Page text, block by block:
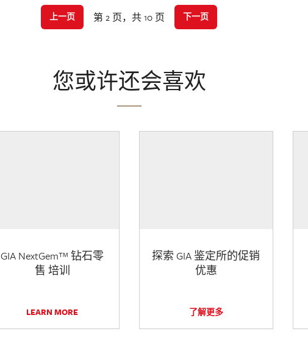
上一页 第 2 页，共 10 页 下一页
您或许还会喜欢
GIA NextGem™ 钻石零
售 培训
LEARN MORE
探索 GIA 鉴定所的促销
优惠
了解更多